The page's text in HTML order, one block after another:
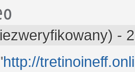
-
http://